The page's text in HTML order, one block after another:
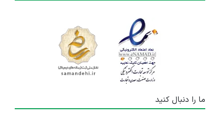
ما را دنبال کنید